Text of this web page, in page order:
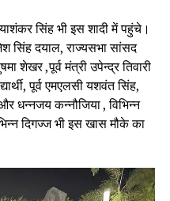
सिंह भी इस शादी में पहुंचे।
सिंह दयाल, राज्यसभा सांसद
शेखर ,पूर्व मंत्री उपेन्द्र तिवारी
पूर्व एमएलसी यशवंत सिंह,
धन्नजय कन्नौजिया , विभिन्न
दिगज्ज भी इस खास मौके का